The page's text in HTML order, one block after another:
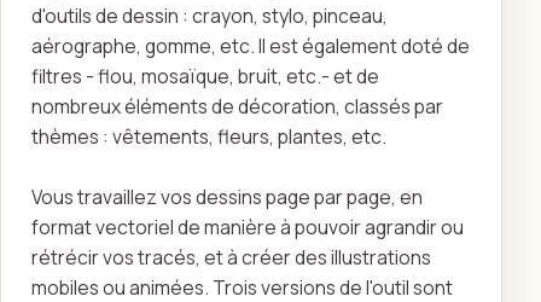
d'outils de dessin : crayon, stylo, pinceau,
aérographe, gomme, etc. Il est également doté de
filtres - flou, mosaïque, bruit, etc.- et de
nombreux éléments de décoration, classés par
thèmes : vêtements, fleurs, plantes, etc.
Vous travaillez vos dessins page par page, en
format vectoriel de manière à pouvoir agrandir ou
rétrécir vos tracés, et à créer des illustrations
mobiles ou animées. Trois versions de l'outil sont